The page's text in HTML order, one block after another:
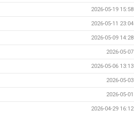
2026-05-19 15:58
2026-05-11 23:04
2026-05-09 14:28
2026-05-07
2026-05-06 13:13
2026-05-03
2026-05-01
2026-04-29 16:12